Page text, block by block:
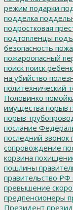
режим подарки
подделка
подростковая
подтопленцы
безопасность
пожароопасный
поиск поиск
на убийство
политехнический
Половинко
имущества порыв
порыв
послание
последний звонок
сопровождение
корзина
пошлины
правительство РФ
превышение
предпенсионеры
Президент